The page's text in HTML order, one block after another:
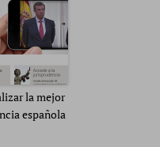
la mejor
española